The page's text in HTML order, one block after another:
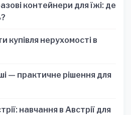
контейнери для їжі: де
нерухомості в
— практичне рішення для
навчання в Австрії для